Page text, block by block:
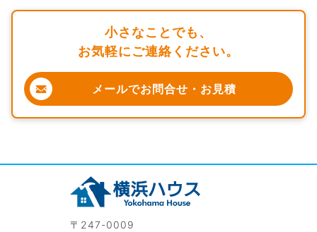
小さなことでも、
お気軽にご連絡ください。
メールでお問合せ・お見積
〒247-0009